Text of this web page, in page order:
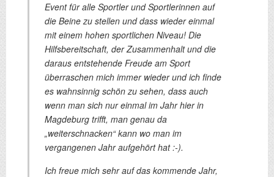
Event für alle Sportler und Sportlerinnen auf
die Beine zu stellen und dass wieder einmal
mit einem hohen sportlichen Niveau! Die
Hilfsbereitschaft, der Zusammenhalt und die
daraus entstehende Freude am Sport
überraschen mich immer wieder und ich finde
es wahnsinnig schön zu sehen, dass auch
wenn man sich nur einmal im Jahr hier in
Magdeburg trifft, man genau da
„weiterschnacken“ kann wo man im
vergangenen Jahr aufgehört hat :-).
Ich freue mich sehr auf das kommende Jahr,